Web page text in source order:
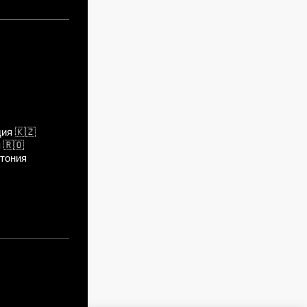
🇰🇿
🇷🇴